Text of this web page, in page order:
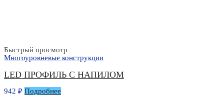
Быстрый просмотр
Многоуровневые конструкции
LED ПРОФИЛЬ С НАПИЛОМ
942 ₽ Подробнее